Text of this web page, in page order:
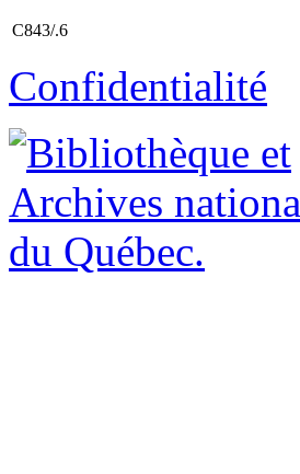
C843/.6
Confidentialité